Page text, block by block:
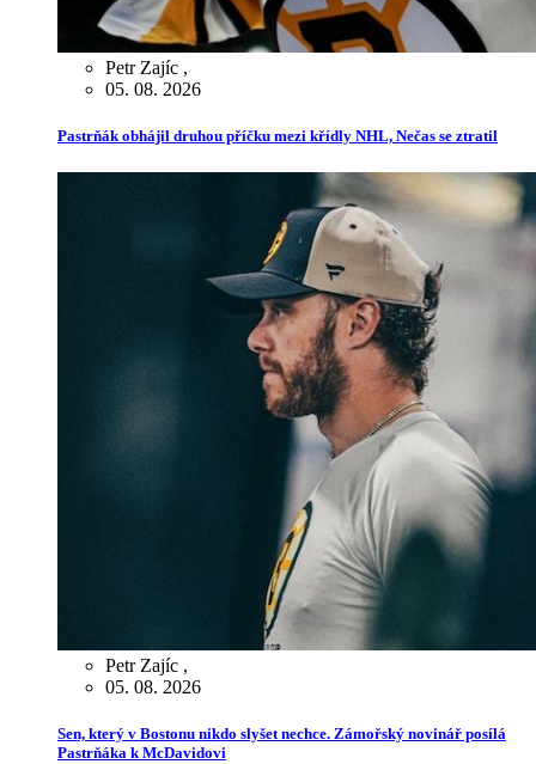
Petr Zajíc ,
05. 08. 2026
Pastrňák obhájil druhou příčku mezi křídly NHL, Nečas se ztratil
Petr Zajíc ,
05. 08. 2026
Sen, který v Bostonu nikdo slyšet nechce. Zámořský novinář posílá
Pastrňáka k McDavidovi